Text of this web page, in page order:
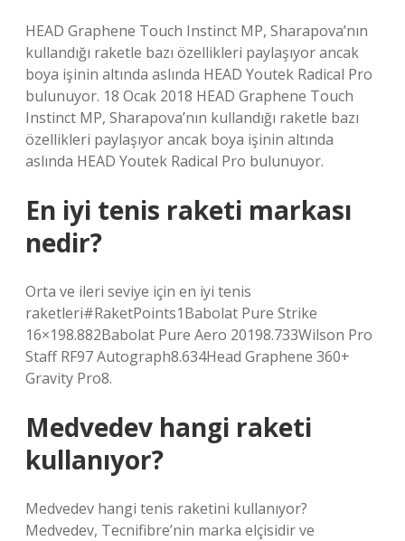
HEAD Graphene Touch Instinct MP, Sharapova’nın
kullandığı raketle bazı özellikleri paylaşıyor ancak
boya işinin altında aslında HEAD Youtek Radical Pro
bulunuyor. 18 Ocak 2018 HEAD Graphene Touch
Instinct MP, Sharapova’nın kullandığı raketle bazı
özellikleri paylaşıyor ancak boya işinin altında
aslında HEAD Youtek Radical Pro bulunuyor.
En iyi tenis raketi markası
nedir?
Orta ve ileri seviye için en iyi tenis
raketleri#RaketPoints1Babolat Pure Strike
16×198.882Babolat Pure Aero 20198.733Wilson Pro
Staff RF97 Autograph8.634Head Graphene 360+
Gravity Pro8.
Medvedev hangi raketi
kullanıyor?
Medvedev hangi tenis raketini kullanıyor?
Medvedev, Tecnifibre’nin marka elçisidir ve